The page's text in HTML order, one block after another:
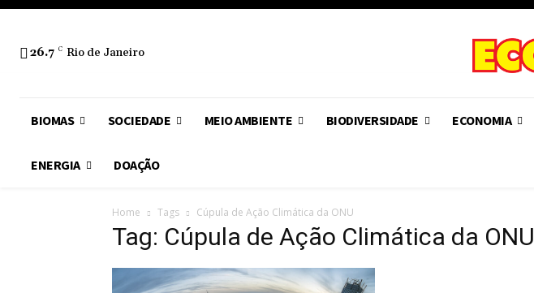
26.7 C Rio de Janeiro
BIOMAS SOCIEDADE MEIO AMBIENTE BIODIVERSIDADE ECONOMIA
ENERGIA DOAÇÃO
Home Tags Cúpula de Ação Climática da ONU
Tag: Cúpula de Ação Climática da ONU